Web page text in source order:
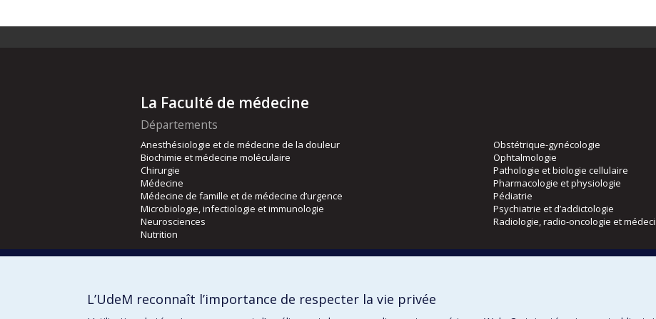
La Faculté de médecine
Départements
Anesthésiologie et de médecine de la douleur
Biochimie et médecine moléculaire
Chirurgie
Médecine
Médecine de famille et de médecine d’urgence
Microbiologie, infectiologie et immunologie
Neurosciences
Nutrition
Obstétrique-gynécologie
Ophtalmologie
Pathologie et biologie cellulaire
Pharmacologie et physiologie
Pédiatrie
Psychiatrie et d’addictologie
Radiologie, radio-oncologie et
Orthophonie et audiologie
L’UdeM reconnaît l’importance de respecter la vie privée